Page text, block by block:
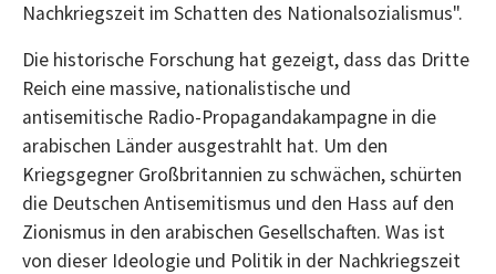
Nachkriegszeit im Schatten des Nationalsozialismus".
Die historische Forschung hat gezeigt, dass das Dritte
Reich eine massive, nationalistische und
antisemitische Radio-Propagandakampagne in die
arabischen Länder ausgestrahlt hat. Um den
Kriegsgegner Großbritannien zu schwächen, schürten
die Deutschen Antisemitismus und den Hass auf den
Zionismus in den arabischen Gesellschaften. Was ist
von dieser Ideologie und Politik in der Nachkriegszeit